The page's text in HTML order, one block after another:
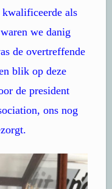
kwalificeerde als
we danig
de overtreffende
blik op deze
de president
ons nog